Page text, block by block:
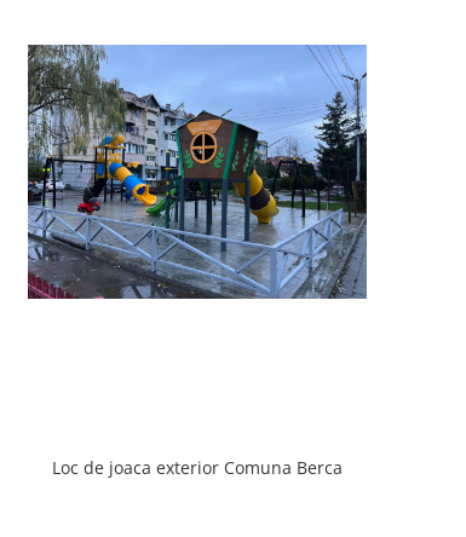
Loc de joaca exterior Comuna Berca